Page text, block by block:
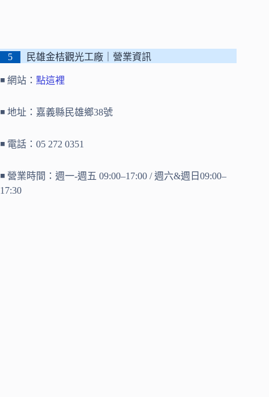
民雄金桔觀光工廠｜營業資訊
◾ 網站： 點這裡
◾ 地址：嘉義縣民雄鄉38號
◾ 電話：05 272 0351
◾ 營業時間：週一-週五 09:00–17:00 / 週六&週日09:00–
17:30